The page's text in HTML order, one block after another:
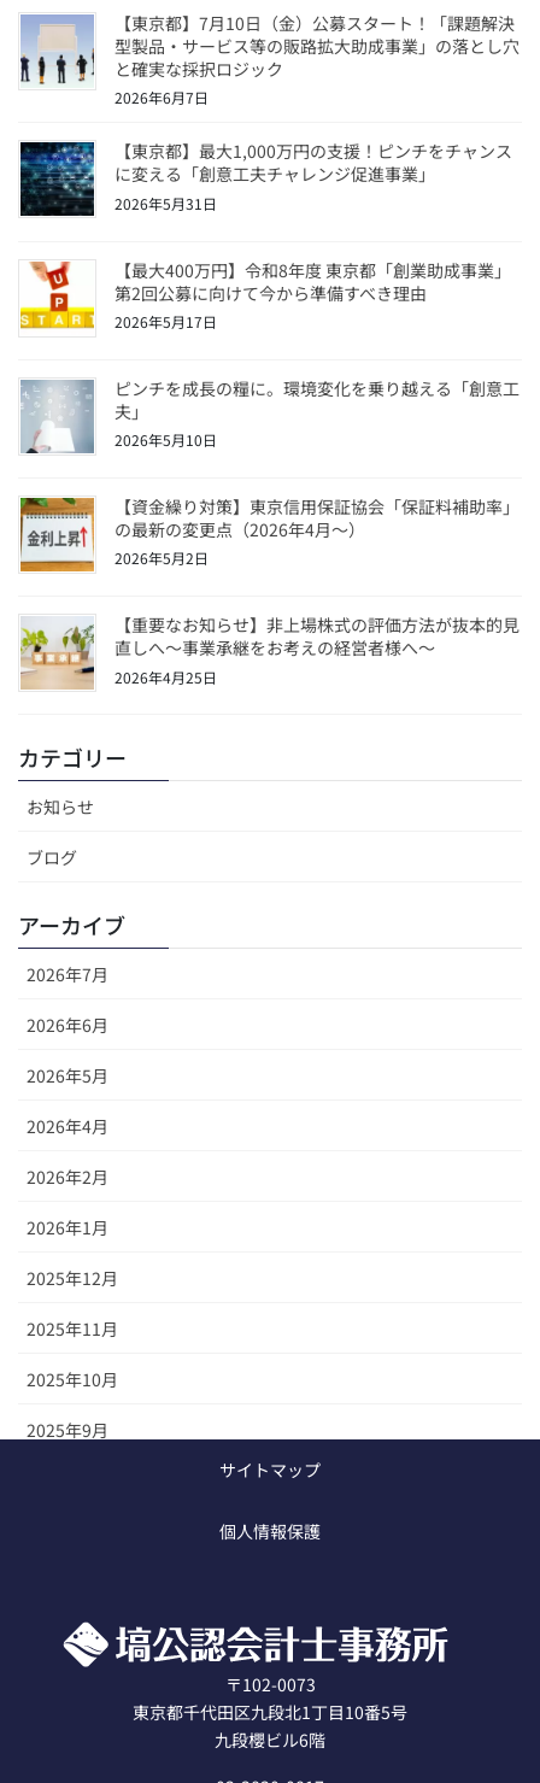
【東京都】7月10日（金）公募スタート！「課題解決
型製品・サービス等の販路拡大助成事業」の落とし穴
と確実な採択ロジック
2026年6月7日
【東京都】最大1,000万円の支援！ピンチをチャンス
に変える「創意工夫チャレンジ促進事業」
2026年5月31日
【最大400万円】令和8年度 東京都「創業助成事業」
第2回公募に向けて今から準備すべき理由
2026年5月17日
ピンチを成長の糧に。環境変化を乗り越える「創意工
夫」
2026年5月10日
【資金繰り対策】東京信用保証協会「保証料補助率」
の最新の変更点（2026年4月〜）
2026年5月2日
【重要なお知らせ】非上場株式の評価方法が抜本的見
直しへ～事業承継をお考えの経営者様へ～
2026年4月25日
カテゴリー
お知らせ
ブログ
アーカイブ
2026年7月
2026年6月
2026年5月
2026年4月
2026年2月
2026年1月
2025年12月
2025年11月
2025年10月
2025年9月
サイトマップ
個人情報保護
〒102-0073
東京都千代田区九段北1丁目10番5号
九段櫻ビル6階